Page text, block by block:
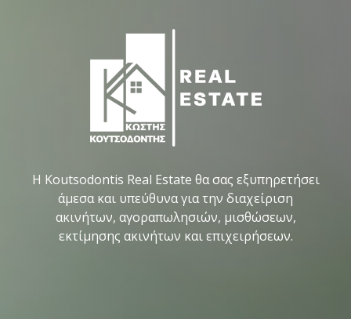
Η Koutsodontis Real Estate θα σας εξυπηρετήσει
άμεσα και υπεύθυνα για την διαχείριση
ακινήτων, αγοραπωλησιών, μισθώσεων,
εκτίμησης ακινήτων και επιχειρήσεων.